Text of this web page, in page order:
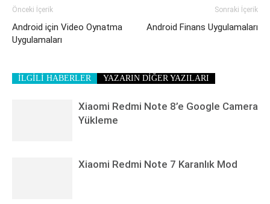
Önceki İçerik
Android için Video Oynatma
Uygulamaları
Sonraki İçerik
Android Finans Uygulamaları
İLGİLİ HABERLER YAZARIN DİĞER YAZILARI
Xiaomi Redmi Note 8’e Google Camera
Yükleme
Xiaomi Redmi Note 7 Karanlık Mod